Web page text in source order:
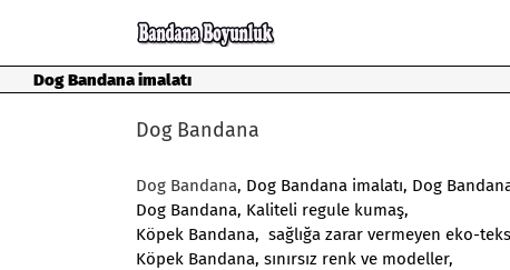
Dog Bandana imalatı
Dog Bandana
Dog Bandana, Dog Bandana imalatı, Dog
Dog Bandana, Kaliteli regule kumaş,
Köpek Bandana, sağlığa zarar vermeyen eko-
Köpek Bandana, sınırsız renk ve modeller,